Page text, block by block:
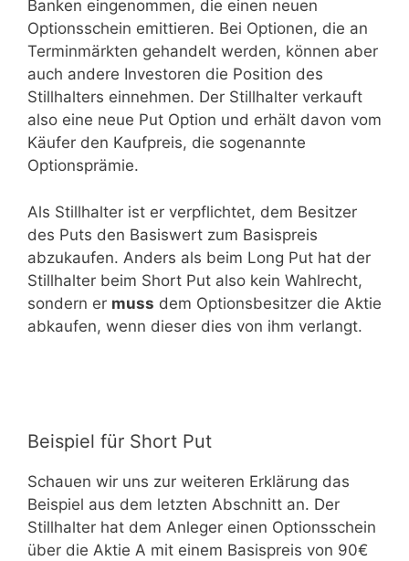
Banken eingenommen, die einen neuen
Optionsschein emittieren. Bei Optionen, die an
Terminmärkten gehandelt werden, können aber
auch andere Investoren die Position des
Stillhalters einnehmen. Der Stillhalter verkauft
also eine neue Put Option und erhält davon vom
Käufer den Kaufpreis, die sogenannte
Optionsprämie.
Als Stillhalter ist er verpflichtet, dem Besitzer
des Puts den Basiswert zum Basispreis
abzukaufen. Anders als beim Long Put hat der
Stillhalter beim Short Put also kein Wahlrecht,
sondern er muss dem Optionsbesitzer die Aktie
abkaufen, wenn dieser dies von ihm verlangt.
Beispiel für Short Put
Schauen wir uns zur weiteren Erklärung das
Beispiel aus dem letzten Abschnitt an. Der
Stillhalter hat dem Anleger einen Optionsschein
über die Aktie A mit einem Basispreis von 90€